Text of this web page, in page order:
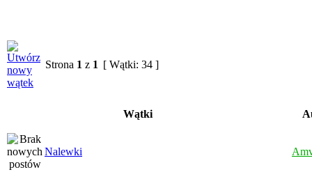
Strona 1 z 1 [ Wątki: 34 ]
Wątki
Nalewki